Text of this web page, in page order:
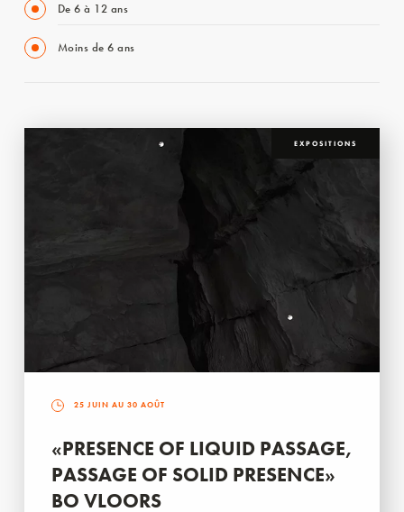
De 6 à 12 ans
Moins de 6 ans
EXPOSITIONS
25 JUIN AU 30 AOÛT
«PRESENCE OF LIQUID PASSAGE,
PASSAGE OF SOLID PRESENCE»
BO VLOORS